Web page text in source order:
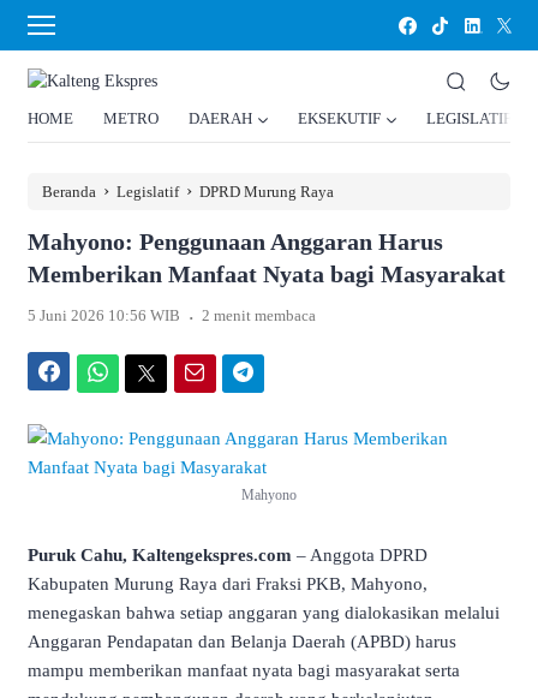
HOME METRO DAERAH EKSEKUTIF LEGISLATIF
Beranda › Legislatif › DPRD Murung Raya
Mahyono: Penggunaan Anggaran Harus
Memberikan Manfaat Nyata bagi Masyarakat
5 Juni 2026 10:56 WIB . 2 menit membaca
Mahyono
Puruk Cahu, Kaltengekspres.com – Anggota DPRD
Kabupaten Murung Raya dari Fraksi PKB, Mahyono,
menegaskan bahwa setiap anggaran yang dialokasikan melalui
Anggaran Pendapatan dan Belanja Daerah (APBD) harus
mampu memberikan manfaat nyata bagi masyarakat serta